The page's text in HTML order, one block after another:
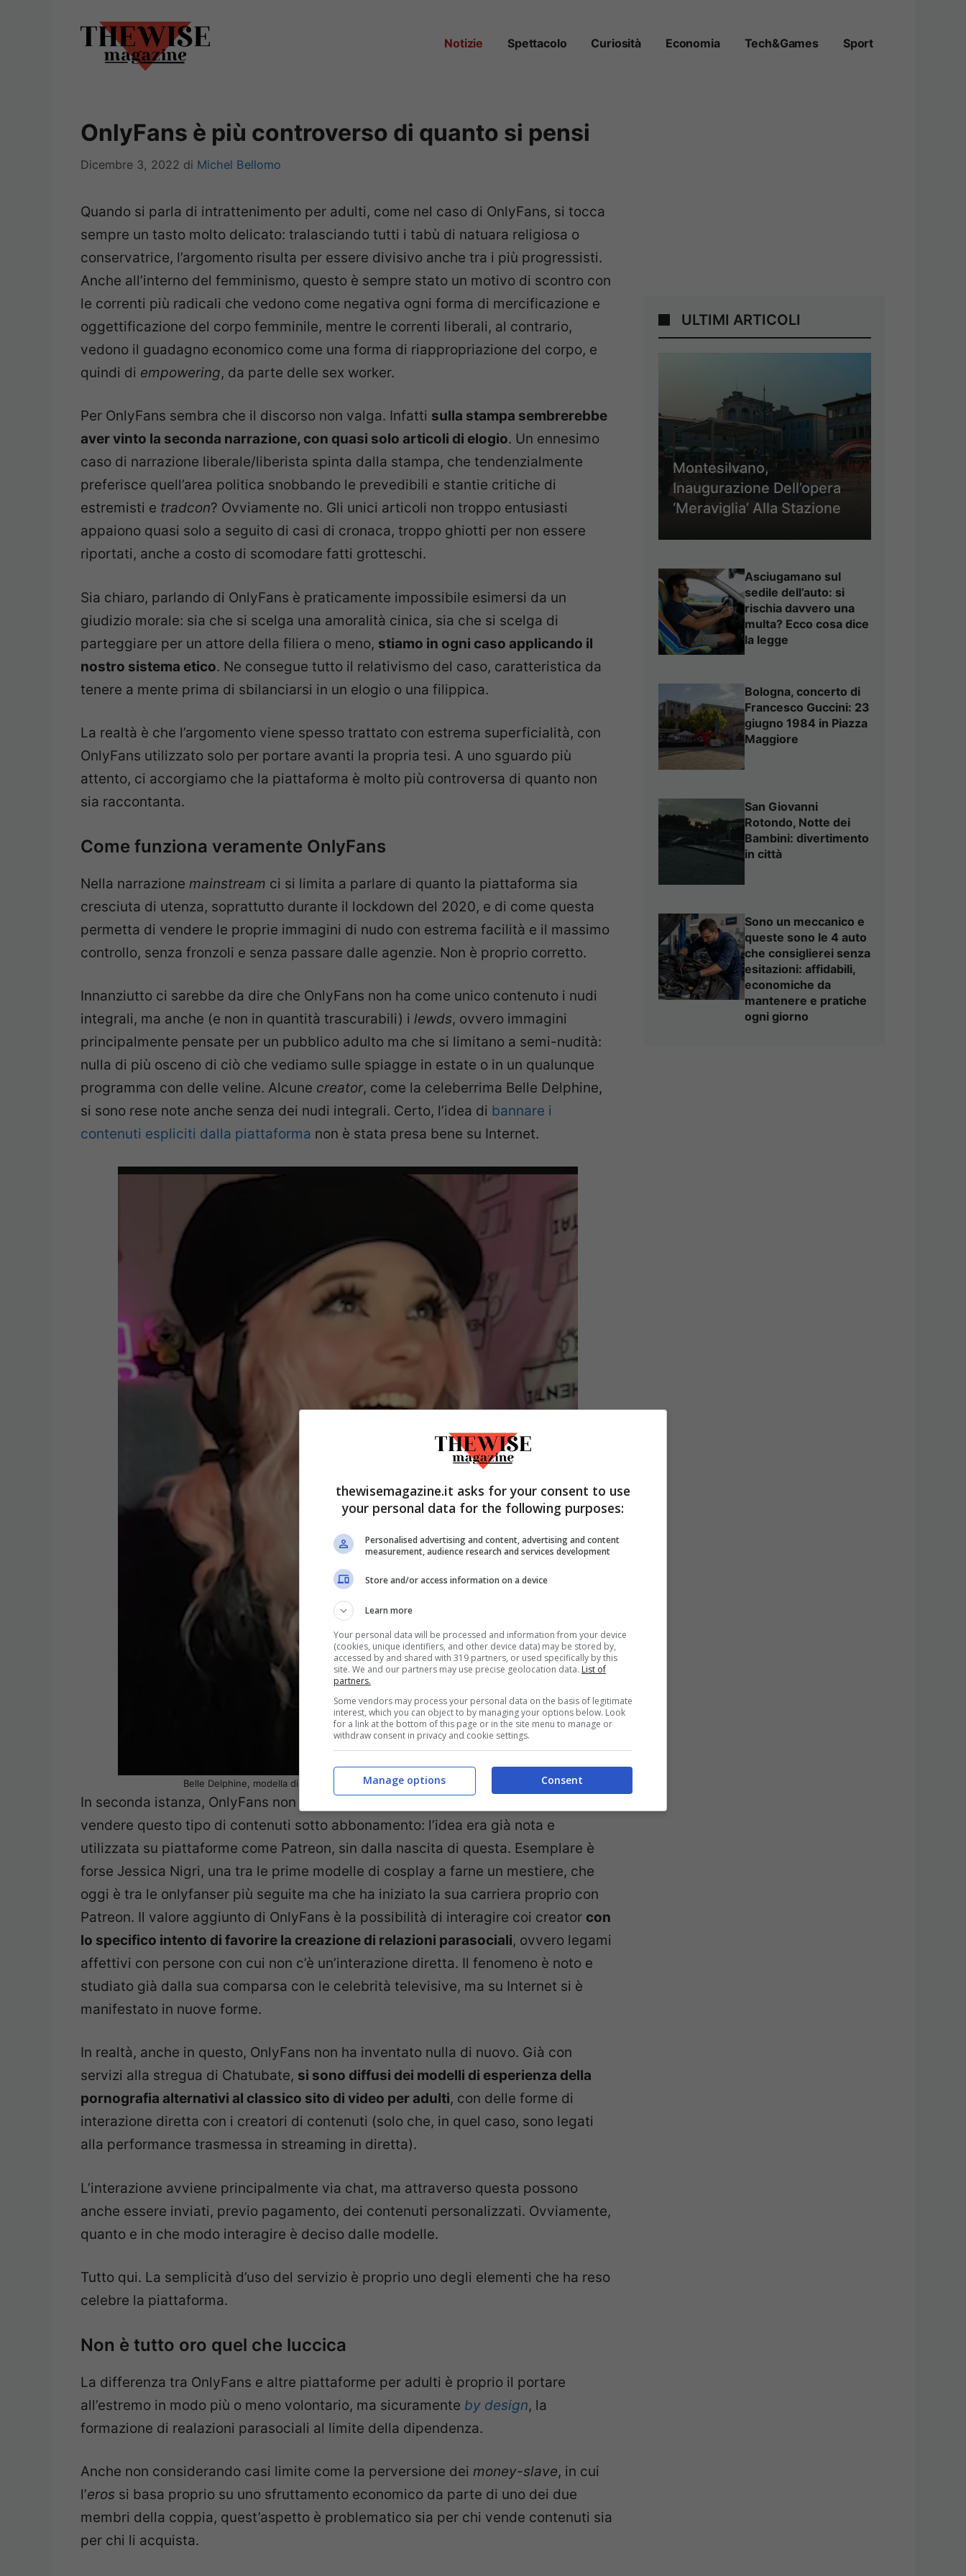
Notizie Spettacolo Curiosità Economia Tech&Games Sport
OnlyFans è più controverso di quanto si pensi
Dicembre 3, 2022 di Michel Bellomo
Quando si parla di intrattenimento per adulti, come nel caso di OnlyFans, si tocca
sempre un tasto molto delicato: tralasciando tutti i tabù di natuara religiosa o
conservatrice, l’argomento risulta per essere divisivo anche tra i più progressisti.
Anche all’interno del femminismo, questo è sempre stato un motivo di scontro con
le correnti più radicali che vedono come negativa ogni forma di mercificazione e
oggettificazione del corpo femminile, mentre le correnti liberali, al contrario,
vedono il guadagno economico come una forma di riappropriazione del corpo, e
quindi di empowering, da parte delle sex worker.
Per OnlyFans sembra che il discorso non valga. Infatti sulla stampa sembrerebbe
aver vinto la seconda narrazione, con quasi solo articoli di elogio. Un ennesimo
caso di narrazione liberale/liberista spinta dalla stampa, che tendenzialmente
preferisce quell’area politica snobbando le prevedibili e stantie critiche di
estremisti e tradcon? Ovviamente no. Gli unici articoli non troppo entusiasti
appaiono quasi solo a seguito di casi di cronaca, troppo ghiotti per non essere
riportati, anche a costo di scomodare fatti grotteschi.
Sia chiaro, parlando di OnlyFans è praticamente impossibile esimersi da un
giudizio morale: sia che si scelga una amoralità cinica, sia che si scelga di
parteggiare per un attore della filiera o meno, stiamo in ogni caso applicando il
nostro sistema etico. Ne consegue tutto il relativismo del caso, caratteristica da
tenere a mente prima di sbilanciarsi in un elogio o una filippica.
La realtà è che l’argomento viene spesso trattato con estrema superficialità, con
OnlyFans utilizzato solo per portare avanti la propria tesi. A uno sguardo più
attento, ci accorgiamo che la piattaforma è molto più controversa di quanto non
sia raccontanta.
Come funziona veramente OnlyFans
Nella narrazione mainstream ci si limita a parlare di quanto la piattaforma sia
cresciuta di utenza, soprattutto durante il lockdown del 2020, e di come questa
permetta di vendere le proprie immagini di nudo con estrema facilità e il massimo
controllo, senza fronzoli e senza passare dalle agenzie. Non è proprio corretto.
Innanziutto ci sarebbe da dire che OnlyFans non ha come unico contenuto i nudi
integrali, ma anche (e non in quantità trascurabili) i lewds, ovvero immagini
principalmente pensate per un pubblico adulto ma che si limitano a semi-nudità:
nulla di più osceno di ciò che vediamo sulle spiagge in estate o in un qualunque
programma con delle veline. Alcune creator, come la celeberrima Belle Delphine,
si sono rese note anche senza dei nudi integrali. Certo, l’idea di bannare i
contenuti espliciti dalla piattaforma non è stata presa bene su Internet.
Belle Delphine, modella di OnlyFans nota per i suoi contenuti controversi.
In seconda istanza, OnlyFans non ha né inventato né reso popolare l’idea di
vendere questo tipo di contenuti sotto abbonamento: l’idea era già nota e
utilizzata su piattaforme come Patreon, sin dalla nascita di questa. Esemplare è
forse Jessica Nigri, una tra le prime modelle di cosplay a farne un mestiere, che
oggi è tra le onlyfanser più seguite ma che ha iniziato la sua carriera proprio con
Patreon. Il valore aggiunto di OnlyFans è la possibilità di interagire coi creator con
lo specifico intento di favorire la creazione di relazioni parasociali, ovvero legami
affettivi con persone con cui non c’è un’interazione diretta. Il fenomeno è noto e
studiato già dalla sua comparsa con le celebrità televisive, ma su Internet si è
manifestato in nuove forme.
In realtà, anche in questo, OnlyFans non ha inventato nulla di nuovo. Già con
servizi alla stregua di Chatubate, si sono diffusi dei modelli di esperienza della
pornografia alternativi al classico sito di video per adulti, con delle forme di
interazione diretta con i creatori di contenuti (solo che, in quel caso, sono legati
alla performance trasmessa in streaming in diretta).
L’interazione avviene principalmente via chat, ma attraverso questa possono
anche essere inviati, previo pagamento, dei contenuti personalizzati. Ovviamente,
quanto e in che modo interagire è deciso dalle modelle.
Tutto qui. La semplicità d’uso del servizio è proprio uno degli elementi che ha reso
celebre la piattaforma.
Non è tutto oro quel che luccica
La differenza tra OnlyFans e altre piattaforme per adulti è proprio il portare
all’estremo in modo più o meno volontario, ma sicuramente by design, la
formazione di realazioni parasociali al limite della dipendenza.
Anche non considerando casi limite come la perversione dei money-slave, in cui
l’eros si basa proprio su uno sfruttamento economico da parte di uno dei due
membri della coppia, quest’aspetto è problematico sia per chi vende contenuti sia
per chi li acquista.
ULTIMI ARTICOLI
Montesilvano,
Inaugurazione Dell’opera
‘Meraviglia’ Alla Stazione
Asciugamano sul
sedile dell’auto: si
rischia davvero una
multa? Ecco cosa dice
la legge
Bologna, concerto di
Francesco Guccini: 23
giugno 1984 in Piazza
Maggiore
San Giovanni
Rotondo, Notte dei
Bambini: divertimento
in città
Sono un meccanico e
queste sono le 4 auto
che consiglierei senza
esitazioni: affidabili,
economiche da
mantenere e pratiche
ogni giorno
thewisemagazine.it asks for your consent to use
your personal data for the following purposes:
Personalised advertising and content, advertising and content
measurement, audience research and services development
Store and/or access information on a device
Learn more
Your personal data will be processed and information from your device
(cookies, unique identifiers, and other device data) may be stored by,
accessed by and shared with 319 partners, or used specifically by this
site. We and our partners may use precise geolocation data. List of
partners.
Some vendors may process your personal data on the basis of legitimate
interest, which you can object to by managing your options below. Look
for a link at the bottom of this page or in the site menu to manage or
withdraw consent in privacy and cookie settings.
Consent
Manage options